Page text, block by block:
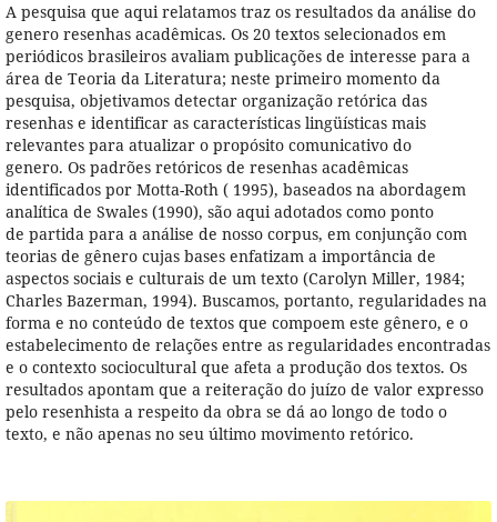
A pesquisa que aqui relatamos traz os resultados da análise do
genero resenhas acadêmicas. Os 20 textos selecionados em
periódicos brasileiros avaliam publicações de interesse para a
área de Teoria da Literatura; neste primeiro momento da
pesquisa, objetivamos detectar organização retórica das
resenhas e identificar as características lingüísticas mais
relevantes para atualizar o propósito comunicativo do
genero. Os padrões retóricos de resenhas acadêmicas
identificados por Motta-Roth ( 1995), baseados na abordagem
analítica de Swales (1990), são aqui adotados como ponto
de partida para a análise de nosso corpus, em conjunção com
teorias de gênero cujas bases enfatizam a importância de
aspectos sociais e culturais de um texto (Carolyn Miller, 1984;
Charles Bazerman, 1994). Buscamos, portanto, regularidades na
forma e no conteúdo de textos que compoem este gênero, e o
estabelecimento de relações entre as regularidades encontradas
e o contexto sociocultural que afeta a produção dos textos. Os
resultados apontam que a reiteração do juízo de valor expresso
pelo resenhista a respeito da obra se dá ao longo de todo o
texto, e não apenas no seu último movimento retórico.